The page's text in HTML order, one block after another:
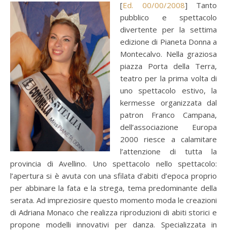
[ Ed. 00/00/2008] Tanto
pubblico e spettacolo
divertente per la settima
edizione di Pianeta Donna a
Montecalvo. Nella graziosa
piazza Porta della Terra,
teatro per la prima volta di
uno spettacolo estivo, la
kermesse organizzata dal
patron Franco Campana,
dell’associazione Europa
2000 riesce a calamitare
l’attenzione di tutta la
provincia di Avellino. Uno spettacolo nello spettacolo:
l’apertura si è avuta con una sfilata d’abiti d’epoca proprio
per abbinare la fata e la strega, tema predominante della
serata. Ad impreziosire questo momento moda le creazioni
di Adriana Monaco che realizza riproduzioni di abiti storici e
propone modelli innovativi per danza. Specializzata in